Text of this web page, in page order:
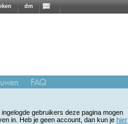
dm
gebruikers deze pagina mogen
in. Heb je geen account, dan kun je hier